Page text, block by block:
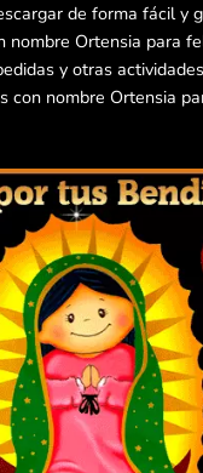
de forma fácil y
nombre Ortensia para
y otras
con nombre Ortensia